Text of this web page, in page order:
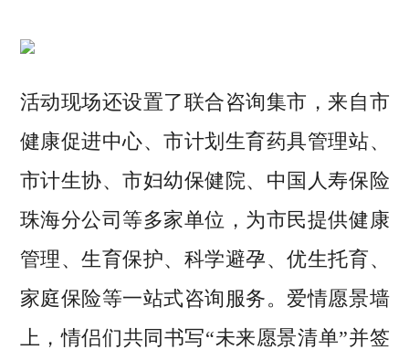
活动现场还设置了联合咨询集市，来自市
健康促进中心、市计划生育药具管理站、
市计生协、市妇幼保健院、中国人寿保险
珠海分公司等多家单位，为市民提供健康
管理、生育保护、科学避孕、优生托育、
家庭保险等一站式咨询服务。爱情愿景墙
上，情侣们共同书写“未来愿景清单”并签